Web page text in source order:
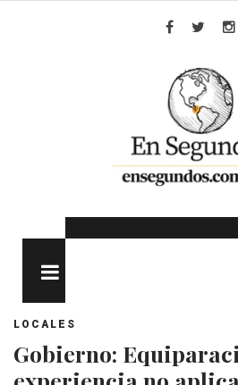
LOCALES
Gobierno: